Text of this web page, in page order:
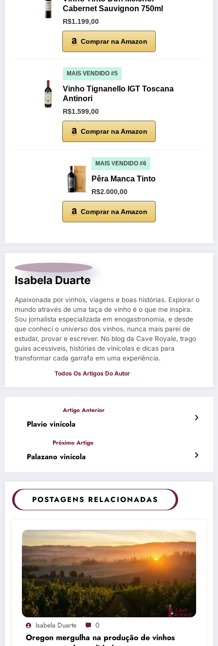
Cabernet Sauvignon 750ml
R$1.199,00
Comprar na Amazon
MAIS VENDIDO #5
Vinho Tignanello IGT Toscana
Antinori
R$1.599,00
Comprar na Amazon
MAIS VENDIDO #6
Pêra Manca Tinto
R$2.000,00
Comprar na Amazon
Isabela Duarte
Apaixonada por vinhos, viagens e boas histórias. Explorar o
mundo através de uma taça de vinho é o que me inspira.
Sou jornalista especializada em enogastronomia, e desde
que conheci o universo dos vinhos, nunca mais parei de
estudar, provar e escrever. No blog da Cave Royale, trago
guias acessíveis, histórias de vinícolas e dicas para
transformar cada garrafa em uma experiência.
Plavio vinícola
Palazano vinícola
POSTAGENS RELACIONADAS
Isabela Duarte 0
Oregon mergulha na produção de vinhos